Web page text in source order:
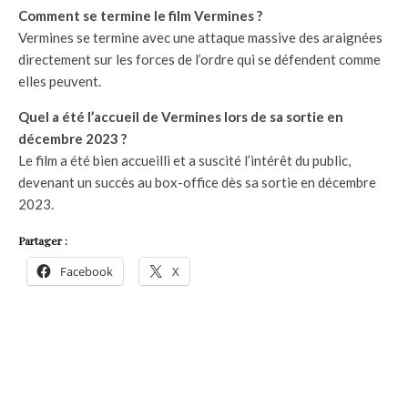
Comment se termine le film Vermines ?
Vermines se termine avec une attaque massive des araignées
directement sur les forces de l’ordre qui se défendent comme
elles peuvent.
Quel a été l’accueil de Vermines lors de sa sortie en
décembre 2023 ?
Le film a été bien accueilli et a suscité l’intérêt du public,
devenant un succès au box-office dès sa sortie en décembre
2023.
Partager :
Facebook X